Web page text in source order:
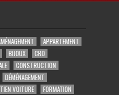
APPARTEMENT
BIJOUX
CBD
CONSTRUCTION
DÉMÉNAGEMENT
VOITURE
FORMATION